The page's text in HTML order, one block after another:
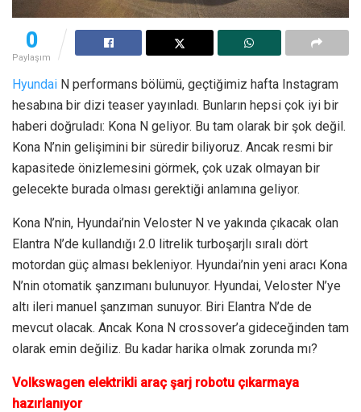
0
Paylaşım
Hyundai N performans bölümü, geçtiğimiz hafta Instagram
hesabına bir dizi teaser yayınladı. Bunların hepsi çok iyi bir
haberi doğruladı: Kona N geliyor. Bu tam olarak bir şok değil.
Kona N’nin gelişimini bir süredir biliyoruz. Ancak resmi bir
kapasitede önizlemesini görmek, çok uzak olmayan bir
gelecekte burada olması gerektiği anlamına geliyor.
Kona N’nin, Hyundai’nin Veloster N ve yakında çıkacak olan
Elantra N’de kullandığı 2.0 litrelik turboşarjlı sıralı dört
motordan güç alması bekleniyor. Hyundai’nin yeni aracı Kona
N’nin otomatik şanzımanı bulunuyor. Hyundai, Veloster N’ye
altı ileri manuel şanzıman sunuyor. Biri Elantra N’de de
mevcut olacak. Ancak Kona N crossover’a gideceğinden tam
olarak emin değiliz. Bu kadar harika olmak zorunda mı?
Volkswagen elektrikli araç şarj robotu çıkarmaya
hazırlanıyor